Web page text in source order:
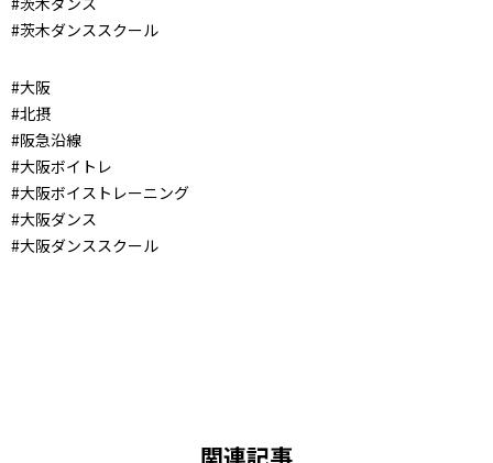
#茨木ダンススクール
#大阪
#北摂
#阪急沿線
#大阪ボイトレ
#大阪ボイストレーニング
#大阪ダンス
#大阪ダンススクール